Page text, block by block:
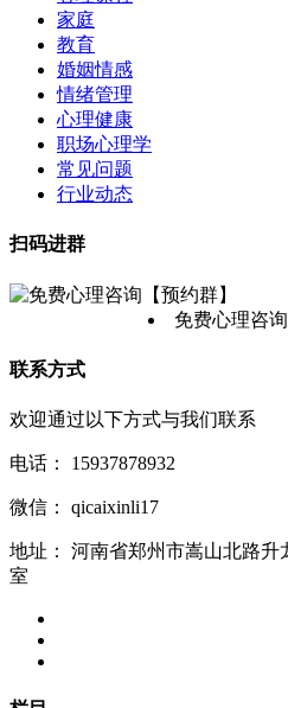
家庭
教育
婚姻情感
情绪管理
心理健康
职场心理学
常见问题
行业动态
扫码进群
免费心理咨
联系方式
欢迎通过以下方式与我们联系
电话： 15937878932
微信： qicaixinli17
地址：
河南省郑州市嵩山北路升
室